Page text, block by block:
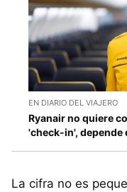
EN DIARIO DEL VIAJERO
Ryanair no quiere
'check-in', depende
La cifra no es